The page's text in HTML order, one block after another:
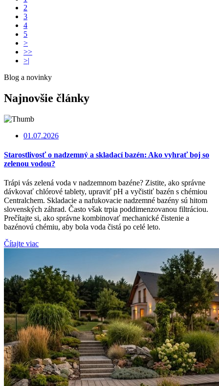
2
3
4
5
>
>>
>|
Blog a novinky
Najnovšie články
01.07.2026
Starostlivosť o nadzemný a skladací bazén: Ako vyhrať boj so
zelenou vodou?
Trápi vás zelená voda v nadzemnom bazéne? Zistite, ako správne
dávkovať chlórové tablety, upraviť pH a vyčistiť bazén s chémiou
Centralchem. Skladacie a nafukovacie nadzemné bazény sú hitom
slovenských záhrad. Často však trpia poddimenzovanou filtráciou.
Prečítajte si, ako správne kombinovať mechanické čistenie a
bazénovú chémiu, aby bola voda čistá po celé leto.
Čítajte viac